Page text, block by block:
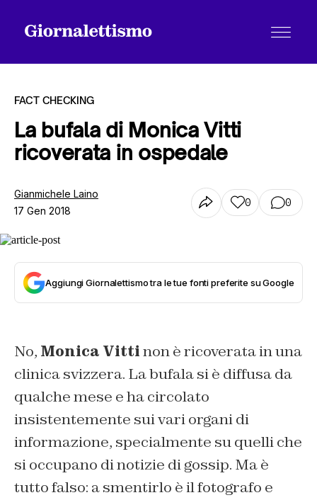
Tutti gli articoli
Chi siamo
Contatti
FACT CHECKING
La bufala di Monica Vitti
ricoverata in ospedale
Gianmichele Laino
17 Gen 2018
0 0
Aggiungi Giornalettismo tra le tue fonti preferite su Google
No, Monica Vittinon è ricoverata in una
clinica svizzera. La bufala si è diffusa da
qualche mese e ha circolato
insistentemente sui vari organi di
informazione, specialmente su quelli che
si occupano di notizie di gossip. Ma è
tutto falso: a smentirlo è il fotografo e